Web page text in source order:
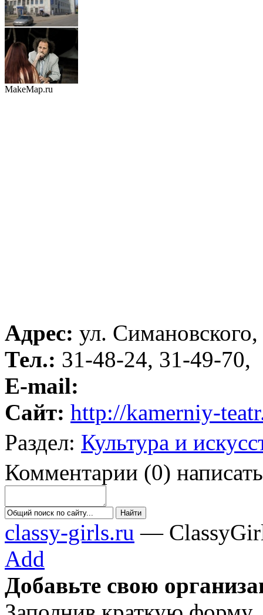
MakeMap.ru
Адрес: ул. Симановского,
Тел.: 31-48-24, 31-49-70,
E-mail:
Сайт: http://kamerniy-
Раздел: Культура и
Комментарии (0) написать
classy-girls.ru —
Add
Добавьте свою